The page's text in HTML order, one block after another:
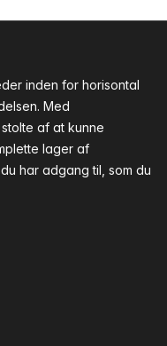
inden for horisontal
Med
af at kunne
lager af
har adgang til, som du